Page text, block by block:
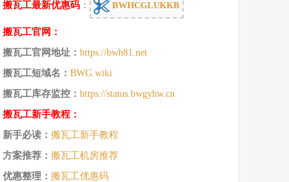
搬瓦工最新优惠码 ： BWHCGLUKKB
搬瓦工官网：
搬瓦工官网地址： https://bwh81.net
搬瓦工短域名： BWG.wiki
搬瓦工库存监控： https://status.bwgyhw.cn
搬瓦工新手教程：
新手必读： 搬瓦工新手教程
方案推荐： 搬瓦工机房推荐
优惠整理： 搬瓦工优惠码